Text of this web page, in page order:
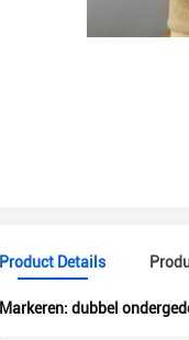
Product Details
Markeren: dubbel